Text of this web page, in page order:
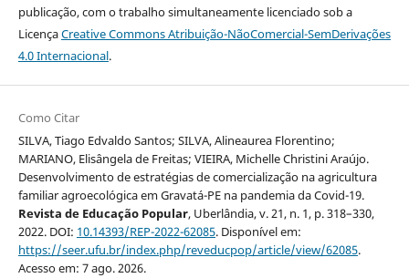
publicação, com o trabalho simultaneamente licenciado sob a
LicençaCreative Commons Atribuição-NãoComercial-SemDerivações
4.0 Internacional.
Como Citar
SILVA, Tiago Edvaldo Santos; SILVA, Alineaurea Florentino;
MARIANO, Elisângela de Freitas; VIEIRA, Michelle Christini Araújo.
Desenvolvimento de estratégias de comercialização na agricultura
familiar agroecológica em Gravatá-PE na pandemia da Covid-19.
Revista de Educação Popular, Uberlândia, v. 21, n. 1, p. 318–330,
2022. DOI: 10.14393/REP-2022-62085. Disponível em:
https://seer.ufu.br/index.php/reveducpop/article/view/62085.
Acesso em: 7 ago. 2026.